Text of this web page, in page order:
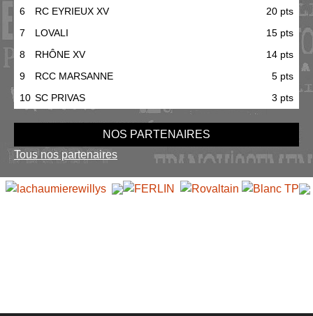
6
RC EYRIEUX XV
20 pts
7
LOVALI
15 pts
8
RHÔNE XV
14 pts
9
RCC MARSANNE
5 pts
10 SC PRIVAS 3 pts
NOS PARTENAIRES
Tous nos partenaires